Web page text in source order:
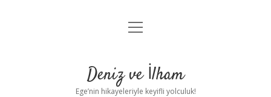
Anasayfa
Yasal Uyarı
menüyü
Deniz ve İlham
Ege’nin hikayeleriyle keyifli yolculuk!